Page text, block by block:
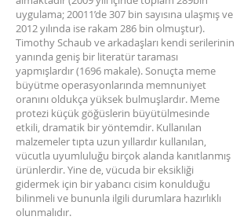
uygulama; 20011’de 307 bin sayısına ulaşmış ve
2012 yılında ise rakam 286 bin olmuştur).
Timothy Schaub ve arkadaşları kendi serilerinin
yanında geniş bir literatür taraması
yapmışlardır (1696 makale). Sonuçta meme
büyütme operasyonlarında memnuniyet
oranını oldukça yüksek bulmuşlardır. Meme
protezi küçük göğüslerin büyütülmesinde
etkili, dramatik bir yöntemdir. Kullanılan
malzemeler tıpta uzun yıllardır kullanılan,
vücutla uyumluluğu birçok alanda kanıtlanmış
ürünlerdir. Yine de, vücuda bir eksikliği
gidermek için bir yabancı cisim konulduğu
bilinmeli ve bununla ilgili durumlara hazırlıklı
olunmalıdır.